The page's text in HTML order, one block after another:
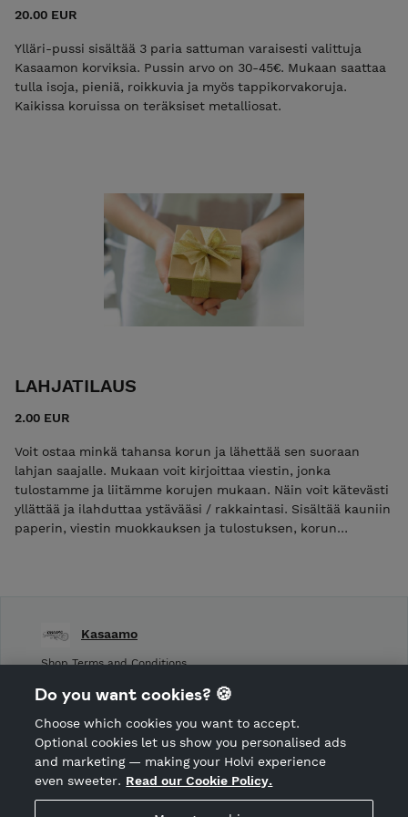
20.00 EUR
Ylläri-pussi sisältää 3 paria sattuman varaisesti valittuja
Kasaamon korviksia. Pussin arvo on 30-45€. Mukaan saattaa
tulla isoja, pieniä, roikkuvia ja myös tappikorvakoruja.
Kaikissa koruissa on teräksiset metalliosat.
LAHJATILAUS
2.00 EUR
Voit ostaa minkä tahansa korun ja lähettää sen suoraan
lahjan saajalle. Mukaan voit kirjoittaa viestin, jonka
tulostamme ja liitämme korujen mukaan. Näin voit kätevästi
yllättää ja ilahduttaa ystävääsi / rakkaintasi. Sisältää kauniin
paperin, viestin muokkauksen ja tulostuksen, korun
Hosted by Holvi
Kasaamo
Shop Terms and Conditions
Cancellation policy
CANCEL ORDER
Do you want cookies? 🍪
Choose which cookies you want to accept.
Optional cookies let us show you personalised ads
and marketing — making your Holvi experience
even sweeter. Read our Cookie Policy.